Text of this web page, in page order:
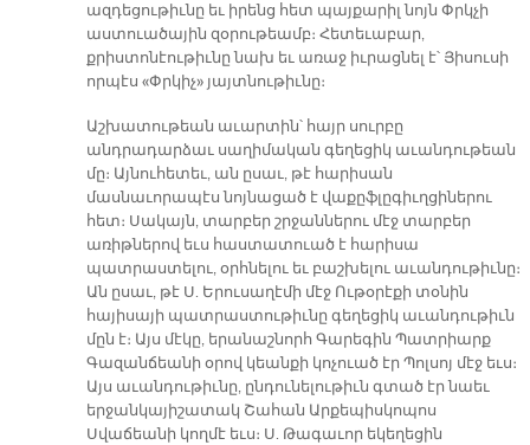
ազդեցութիւնը եւ իրենց հետ պայքարիլ նոյն Փրկչի
աստուածային զօրութեամբ։ Հետեւաբար,
քրիստոնէութիւնը նախ եւ առաջ իւրացնել է՝ Յիսուսի
որպէս «Փրկիչ» յայտնութիւնը։
Աշխատութեան աւարտին՝ հայր սուրբը
անդրադարձաւ սաղիմական գեղեցիկ աւանդութեան
մը։ Այնուհետեւ, ան ըսաւ, թէ հարիսան
մասնաւորապէս նոյնացած է վաքըֆլըգիւղցիներու
հետ։ Սակայն, տարբեր շրջաններու մէջ տարբեր
առիթներով եւս հաստատուած է հարիսա
պատրաստելու, օրհնելու եւ բաշխելու աւանդութիւնը։
Ան ըսաւ, թէ Ս. Երուսաղէմի մէջ Ութօրէքի տօնին
հայիսայի պատրաստութիւնը գեղեցիկ աւանդութիւն
մըն է։ Այս մէկը, երանաշնորհ Գարեգին Պատրիարք
Գազանճեանի օրով կեանքի կոչուած էր Պոլսոյ մէջ եւս։
Այս աւանդութիւնը, ընդունելութիւն գտած էր նաեւ
երջանկայիշատակ Շահան Արքեպիսկոպոս
Սվաճեանի կողմէ եւս։ Ս. Թագաւոր եկեղեցին